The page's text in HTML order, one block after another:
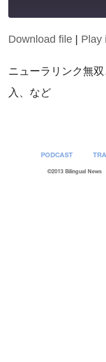
SHARE
LINK
EMBED
Download file Play
ニューラリンク無
入、など
PODCAST
©2013 Bilingual News